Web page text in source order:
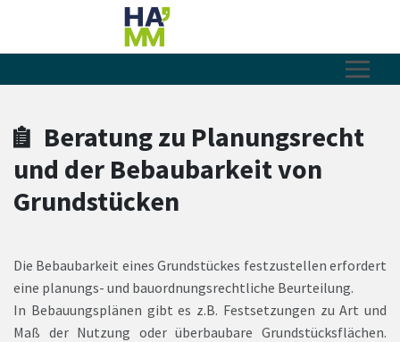
Zum Header
Zum Hauptinhalt
Zum Footer
Zum Hauptinhalt springen
Beratung zu Planungsrecht
und der Bebaubarkeit von
Grundstücken
Die Bebaubarkeit eines Grundstückes festzustellen erfordert
eine planungs- und bauordnungsrechtliche Beurteilung.
In Bebauungsplänen gibt es z.B. Festsetzungen zu Art und
Maß der Nutzung oder überbaubare Grundstücksflächen.